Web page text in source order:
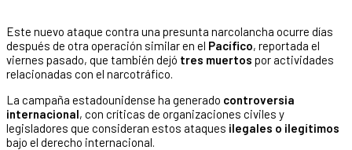
Este nuevo ataque contra una presunta narcolancha ocurre días
después de otra operación similar en el Pacífico, reportada el
viernes pasado, que también dejó tres muertos por actividades
relacionadas con el narcotráfico.
La campaña estadounidense ha generado controversia
internacional, con críticas de organizaciones civiles y
legisladores que consideran estos ataques ilegales o ilegítimos
bajo el derecho internacional.